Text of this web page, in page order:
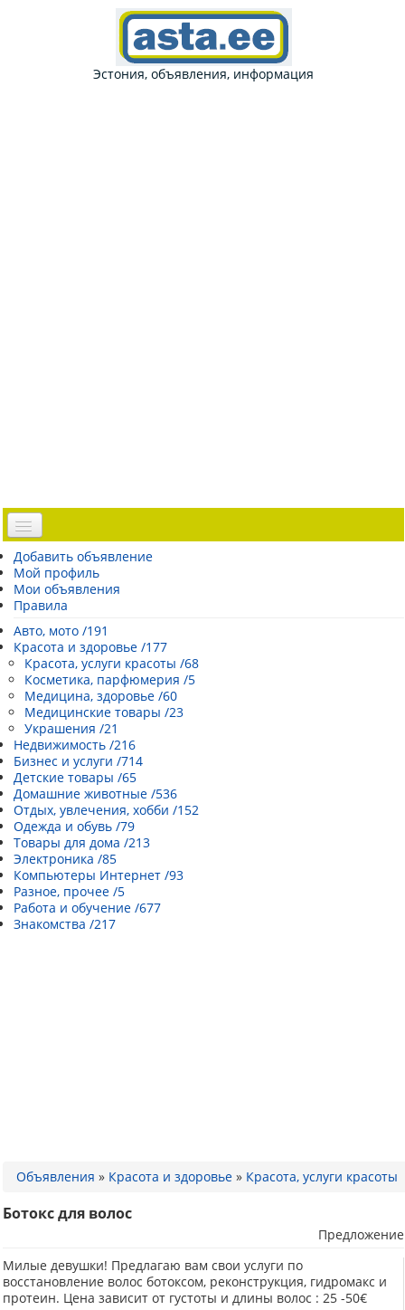
Эстония, объявления, информация
Доска объявлений
Погода Эстонии
Открытки
Каталог сайтов
| Регистрация |
Добавить объявление
Мой профиль
Мои объявления
Правила
Авто, мото /191
Красота и здоровье /177
Красота, услуги красоты /68
Косметика, парфюмерия /5
Медицина, здоровье /60
Медицинские товары /23
Украшения /21
Недвижимость /216
Бизнес и услуги /714
Детские товары /65
Домашние животные /536
Отдых, увлечения, хобби /152
Одежда и обувь /79
Товары для дома /213
Электроника /85
Компьютеры Интернет /93
Разное, прочее /5
Работа и обучение /677
Знакомства /217
Объявления » Красота и здоровье » Красота, услуги красоты
Ботокс для волос
Предложение
Милые девушки! Предлагаю вам свои услуги по
восстановление волос ботоксом, реконструкция, гидромакс и
протеин. Цена зависит от густоты и длины волос : 25 -50€